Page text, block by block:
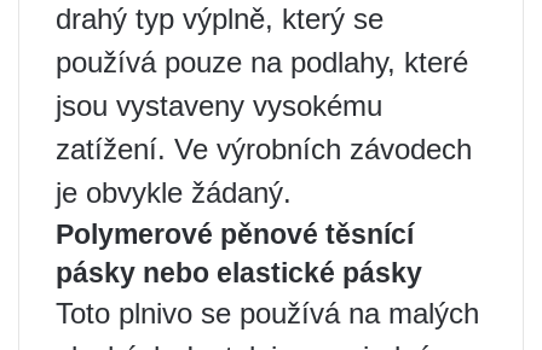
drahý typ výplně, který se
používá pouze na podlahy, které
jsou vystaveny vysokému
zatížení. Ve výrobních závodech
je obvykle žádaný.
Polymerové pěnové těsnící
pásky nebo elastické pásky
Toto plnivo se používá na malých